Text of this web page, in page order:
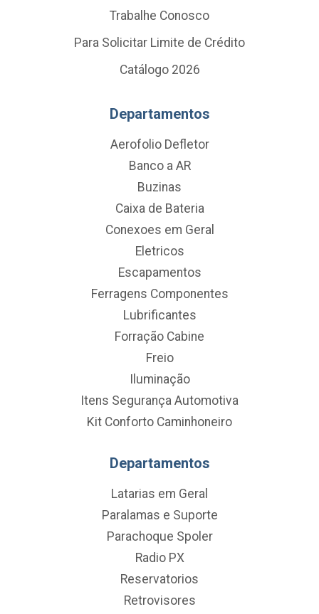
Trabalhe Conosco
Para Solicitar Limite de Crédito
Catálogo 2026
Departamentos
Aerofolio Defletor
Banco a AR
Buzinas
Caixa de Bateria
Conexoes em Geral
Eletricos
Escapamentos
Ferragens Componentes
Lubrificantes
Forração Cabine
Freio
Iluminação
Itens Segurança Automotiva
Kit Conforto Caminhoneiro
Departamentos
Latarias em Geral
Paralamas e Suporte
Parachoque Spoler
Radio PX
Reservatorios
Retrovisores